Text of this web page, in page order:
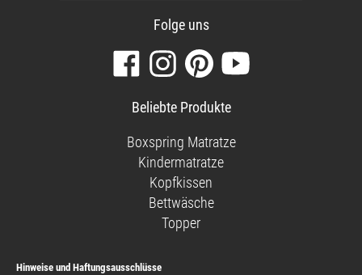
Folge uns
Besuchen
Sie
unsere
Seite
Folgen
Sie
uns
Instagram
Finden
Sie
uns
Pinterest
Sehen
Beliebte Produkte
Boxspring Matratze
Kindermatratze
Kopfkissen
Bettwäsche
Topper
Hinweise und Haftungsausschlüsse